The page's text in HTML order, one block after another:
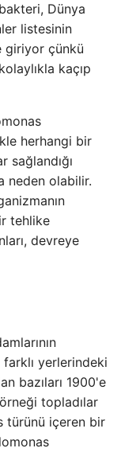
Dünya
listesinin
giriyor çünkü
kaçıp
herhangi bir
sağlandığı
neden olabilir.
tehlike
devreye
farklı yerlerindeki
bazıları 1900'e
topladılar
türünü içeren bir